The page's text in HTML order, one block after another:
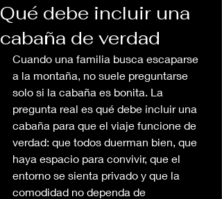
Qué debe incluir una
cabaña de verdad
Cuando una familia busca escaparse
a la montaña, no suele preguntarse
solo si la cabaña es bonita. La
pregunta real es qué debe incluir una
cabaña para que el viaje funcione de
verdad: que todos duerman bien, que
haya espacio para convivir, que el
entorno se sienta privado y que la
comodidad no dependa de